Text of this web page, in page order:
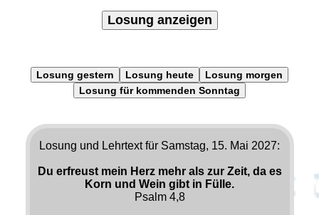
Losung anzeigen
Losung gestern Losung heute
Losung morgen
Losung für kommenden Sonntag
Losung und Lehrtext für Samstag, 15. Mai 2027:
Du erfreust mein Herz mehr als zur Zeit, da es
Korn und Wein gibt in Fülle.
Psalm 4,8